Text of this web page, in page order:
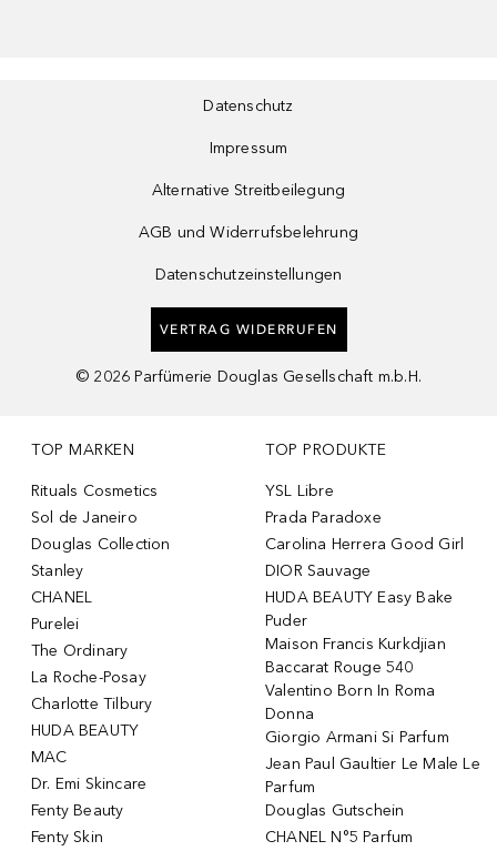
Datenschutz
Impressum
Alternative Streitbeilegung
AGB und Widerrufsbelehrung
Datenschutzeinstellungen
VERTRAG WIDERRUFEN
© 2026 Parfümerie Douglas Gesellschaft m.b.H.
TOP MARKEN
Rituals Cosmetics
Sol de Janeiro
Douglas Collection
Stanley
CHANEL
Purelei
The Ordinary
La Roche-Posay
Charlotte Tilbury
HUDA BEAUTY
MAC
Dr. Emi Skincare
Fenty Beauty
Fenty Skin
TOP PRODUKTE
YSL Libre
Prada Paradoxe
Carolina Herrera Good Girl
DIOR Sauvage
HUDA BEAUTY Easy Bake
Puder
Maison Francis Kurkdjian
Baccarat Rouge 540
Valentino Born In Roma
Donna
Giorgio Armani Si Parfum
Jean Paul Gaultier Le Male Le
Parfum
Douglas Gutschein
CHANEL N°5 Parfum